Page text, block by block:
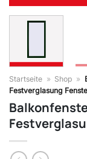
Startseite » Shop »
Festverglasung